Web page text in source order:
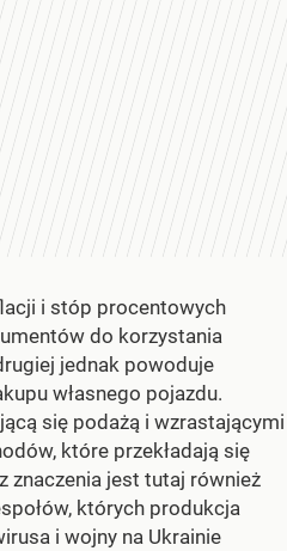
i stóp procentowych
do korzystania
jednak powoduje
własnego pojazdu.
się podażą i wzrastającymi
które przekładają się
znaczenia jest tutaj również
których produkcja
i wojny na Ukrainie